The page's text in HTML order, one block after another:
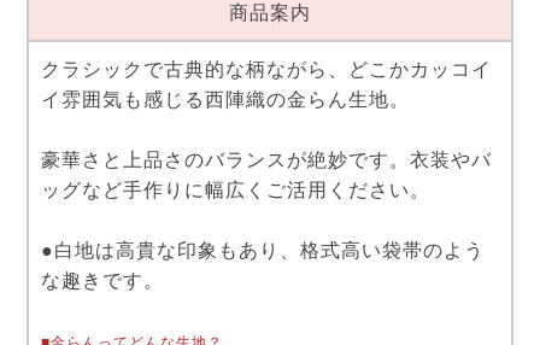
商品案内
クラシックで古典的な柄ながら、どこかカッコイ
イ雰囲気も感じる西陣織の金らん生地。
豪華さと上品さのバランスが絶妙です。衣装やバ
ッグなど手作りに幅広くご活用ください。
●白地は高貴な印象もあり、格式高い袋帯のよう
な趣きです。